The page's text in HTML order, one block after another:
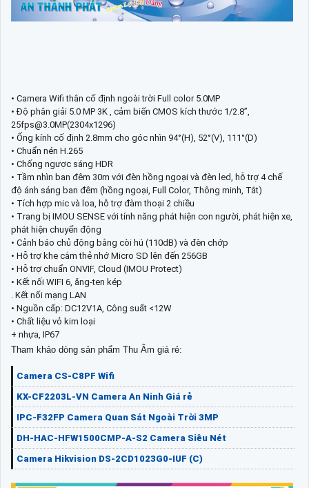
• Camera Wifi thân cố định ngoài trời Full color 5.0MP
• Độ phân giải 5.0 MP 3K , cảm biến CMOS kích thước 1/2.8”,
25fps@3.0MP(2304x1296)
• Ống kính cố định 2.8mm cho góc nhìn 94°(H), 52°(V), 111°(D)
• Chuẩn nén H.265
• Chống ngược sáng HDR
• Tầm nhìn ban đêm 30m với đèn hồng ngoại và đèn led, hỗ trợ 4 chế
độ ánh sáng ban đêm (hồng ngoại, Full Color, Thông minh, Tắt)
• Tích hợp mic và loa, hỗ trợ đàm thoại 2 chiều
• Trang bị IMOU SENSE với tính năng phát hiện con người, phát hiện xe,
phát hiện chuyển động
• Cảnh báo chủ động bằng còi hú (110dB) và đèn chớp
• Hỗ trợ khe cắm thẻ nhớ Micro SD lên đến 256GB
• Hỗ trợ chuẩn ONVIF, Cloud (IMOU Protect)
• Kết nối WIFI 6, ăng-ten kép
. Kết nối mạng LAN
• Nguồn cấp: DC12V1A, Công suất <12W
• Chất liệu vỏ kim loại
+ nhựa, IP67
Tham khảo dòng sản phẩm Thu Âm giá rẻ:
Camera CS-C8PF Wifi
KX-CF2203L-VN Camera An Ninh Giá rẻ
IPC-F32FP Camera Quan Sát Ngoài Trời 3MP
DH-HAC-HFW1500CMP-A-S2 Camera Siêu Nét
Camera Hikvision DS-2CD1023G0-IUF (C)